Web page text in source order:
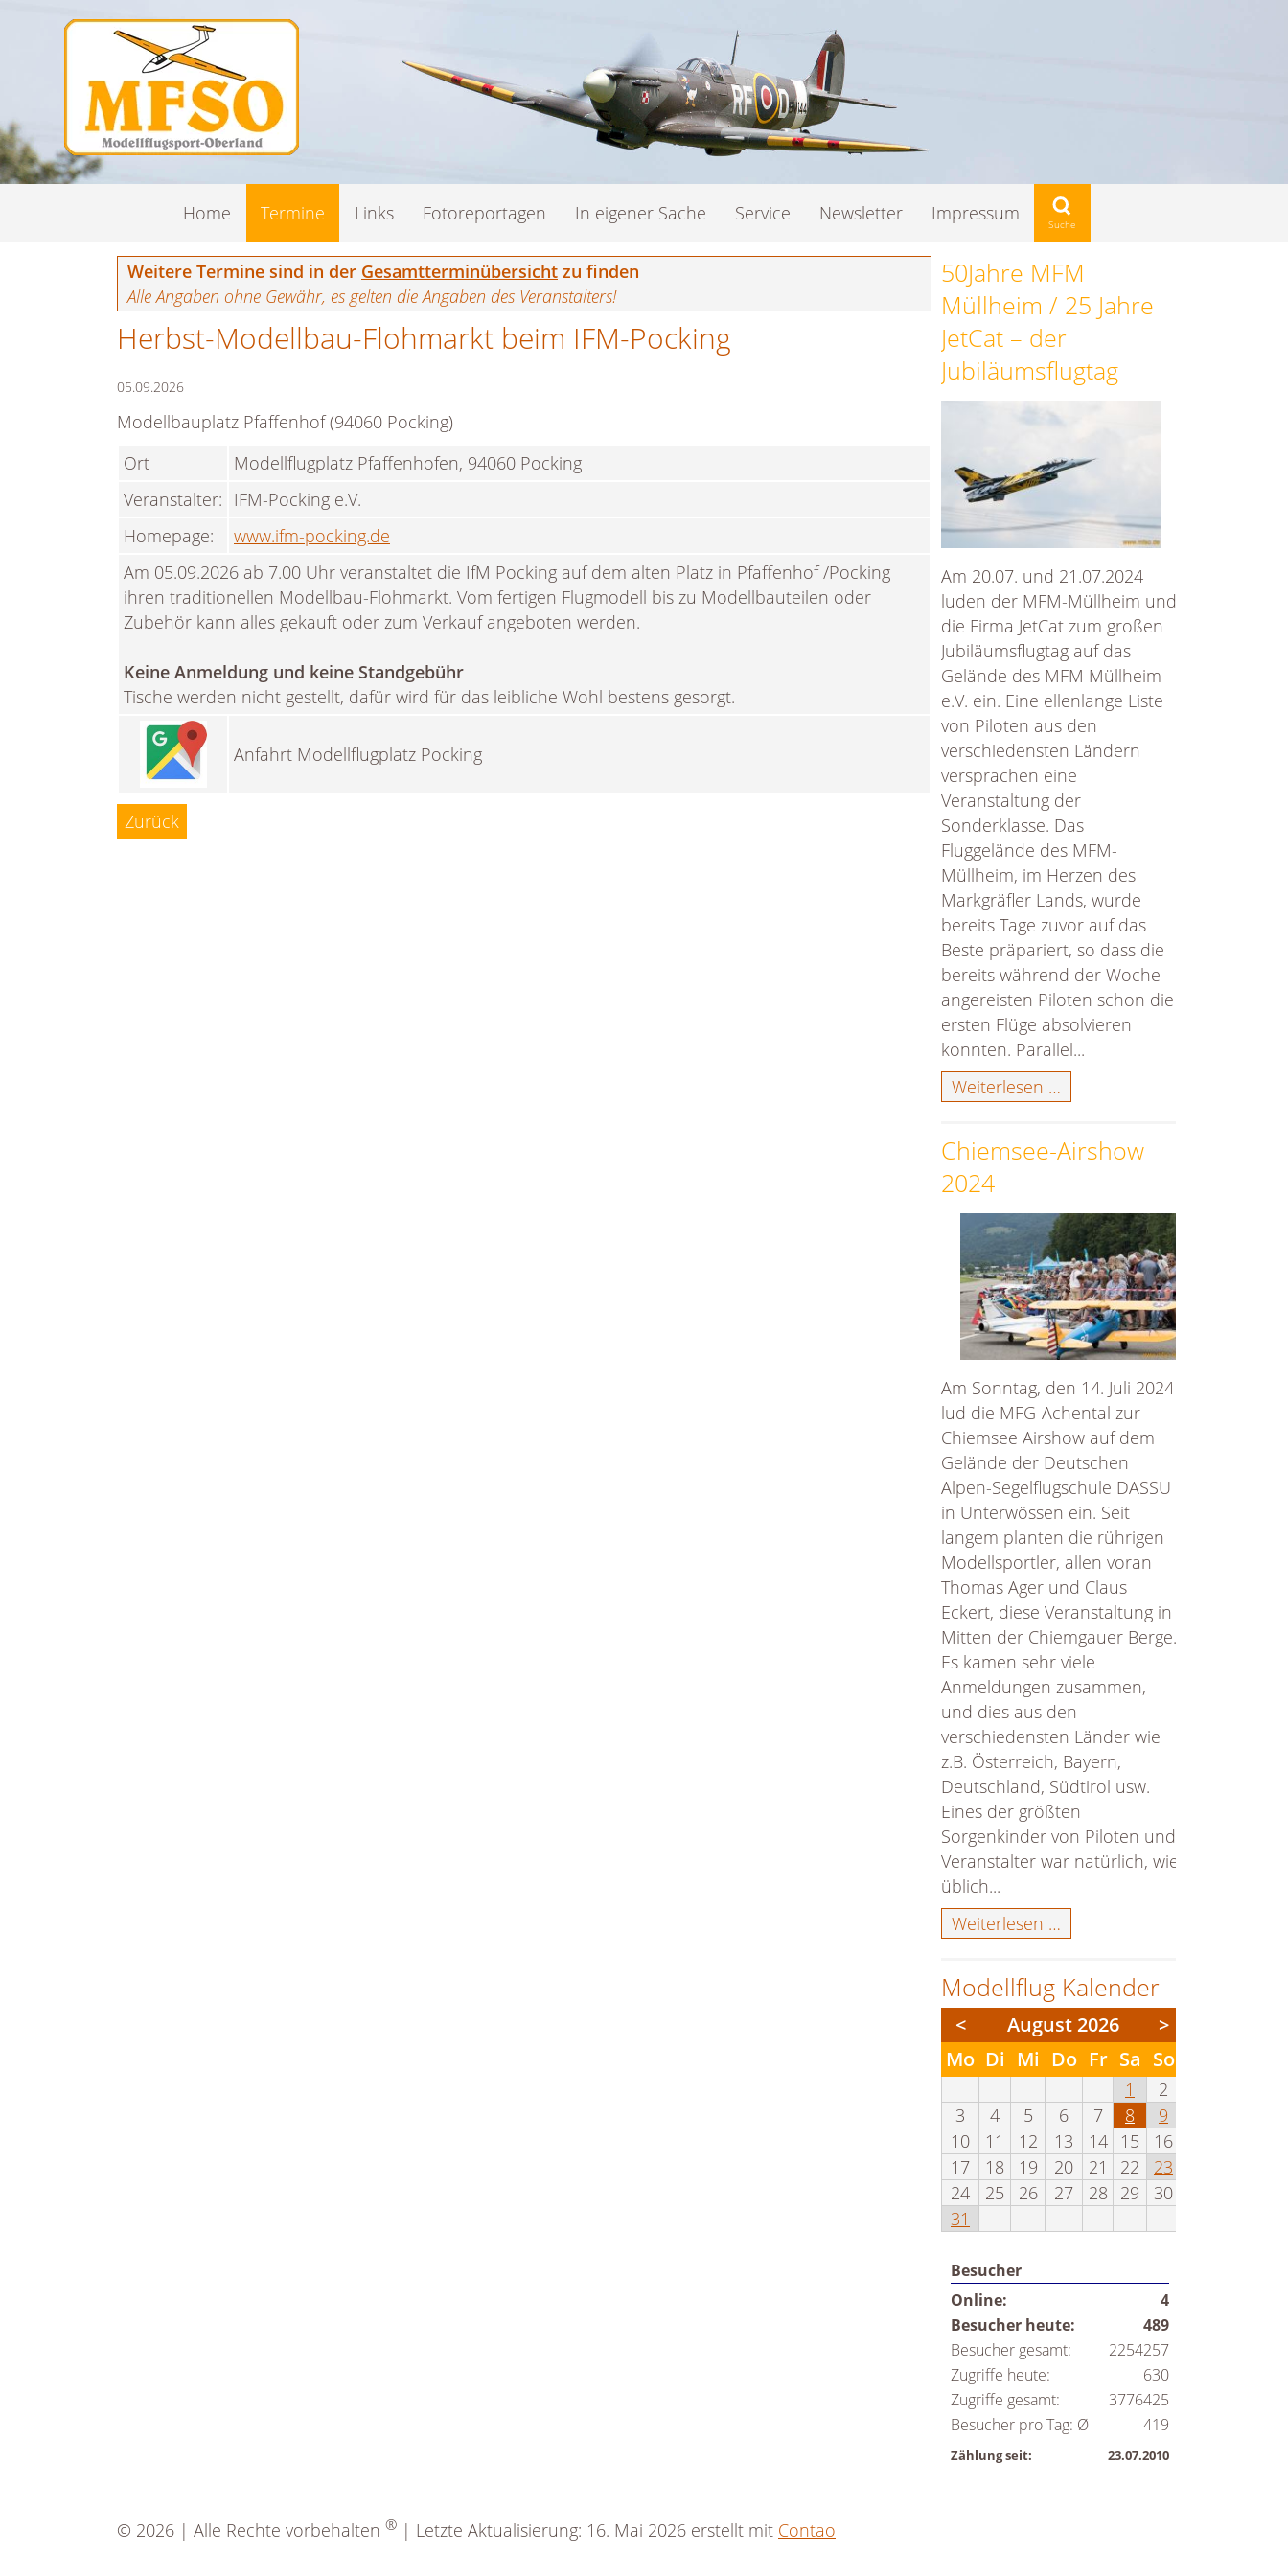
überspringen
Home Termine Links Fotoreportagen In eigener Sache Service Newsletter Impressum
Weitere Termine sind in der Gesamtterminübersicht zu finden
Alle Angaben ohne Gewähr, es gelten die Angaben des Veranstalters!
Herbst-Modellbau-Flohmarkt beim IFM-Pocking
05.09.2026
Modellbauplatz Pfaffenhof (94060 Pocking)
Ort
Modellflugplatz Pfaffenhofen, 94060 Pocking
Veranstalter: IFM-Pocking e.V.
Homepage:
www.ifm-pocking.de
Am 05.09.2026 ab 7.00 Uhr veranstaltet die IfM Pocking auf dem alten Platz in Pfaffenhof /Pocking
ihren traditionellen Modellbau-Flohmarkt. Vom fertigen Flugmodell bis zu Modellbauteilen oder
Zubehör kann alles gekauft oder zum Verkauf angeboten werden.
Keine Anmeldung und keine Standgebühr
Tische werden nicht gestellt, dafür wird für das leibliche Wohl bestens gesorgt.
Anfahrt Modellflugplatz Pocking
Zurück
50Jahre MFM
Müllheim / 25 Jahre
JetCat – der
Jubiläumsflugtag
Am 20.07. und 21.07.2024
luden der MFM-Müllheim und
die Firma JetCat zum großen
Jubiläumsflugtag auf das
Gelände des MFM Müllheim
e.V. ein. Eine ellenlange Liste
von Piloten aus den
verschiedensten Ländern
versprachen eine
Veranstaltung der
Sonderklasse. Das
Fluggelände des MFM-
Müllheim, im Herzen des
Markgräfler Lands, wurde
bereits Tage zuvor auf das
Beste präpariert, so dass die
bereits während der Woche
angereisten Piloten schon die
ersten Flüge absolvieren
konnten. Parallel...
Weiterlesen …
/
Jahre
JetCat
–
der
Jubiläumsflugtag
Chiemsee-Airshow
2024
Am Sonntag, den 14. Juli 2024
lud die MFG-Achental zur
Chiemsee Airshow auf dem
Gelände der Deutschen
Alpen-Segelflugschule DASSU
in Unterwössen ein. Seit
langem planten die rührigen
Modellsportler, allen voran
Thomas Ager und Claus
Eckert, diese Veranstaltung in
Mitten der Chiemgauer Berge.
Es kamen sehr viele
Anmeldungen zusammen,
und dies aus den
verschiedensten Länder wie
z.B. Österreich, Bayern,
Deutschland, Südtirol usw.
Eines der größten
Sorgenkinder von Piloten und
Veranstalter war natürlich, wie
üblich...
Weiterlesen …
2024
Modellflug Kalender
< August 2026
>
Montag
Di enstag
Mi ttwoch
Donnerstag
Freitag
Sa mstag
Sonntag
1
2
3
4 5 6 7 8
9
10
11 12 13 14 15
16
17
18 19 20 21 22
23
24
25 26 27 28 29
30
31
Besucher
Online:
4
Besucher heute:
489
Besucher gesamt:
2254257
Zugriffe heute:
630
Zugriffe gesamt:
3776425
Besucher pro Tag: Ø
419
Zählung seit: 23.07.2010
© 2026 | Alle Rechte vorbehalten ® | Letzte Aktualisierung: 16. Mai 2026 erstellt mit Contao